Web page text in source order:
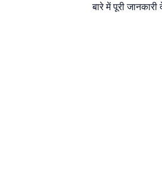
बारे में पूरी